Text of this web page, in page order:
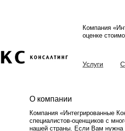
Компания
оценке
Услуги
О компании
Компания «Интегрированные
специалистов-оценщиков с
нашей страны. Если Вам нужна